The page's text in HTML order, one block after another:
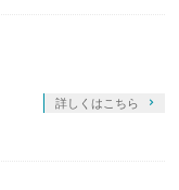
詳しくはこちら